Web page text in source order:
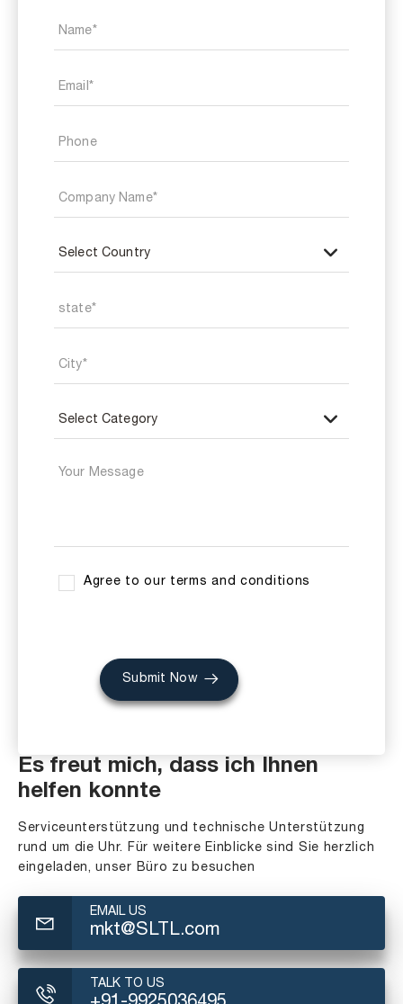
Agree to our terms and conditions
Submit Now
Es freut mich, dass ich Ihnen
helfen konnte
Serviceunterstützung und technische Unterstützung
rund um die Uhr. Für weitere Einblicke sind Sie herzlich
eingeladen, unser Büro zu besuchen
EMAIL US
mkt@SLTL.com
TALK TO US